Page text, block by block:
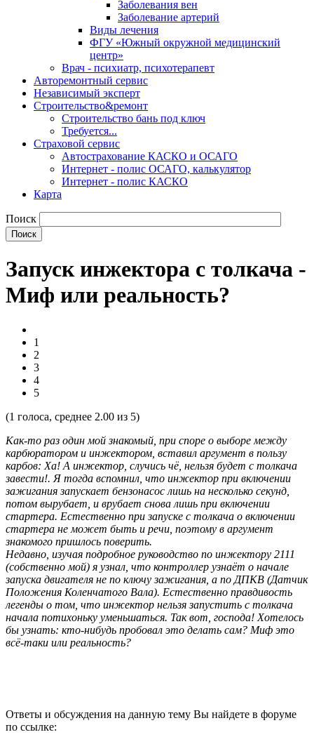
Заболевания вен
Заболевание артерий
Виды лечения
ФГУ «Южный окружной медицинский
центр»
Врач - психиатр, психотерапевт
Авторемонтный сервис
Независимый эксперт
Строительство&ремонт
Строительство бань под ключ
Требуется...
Страховой сервис
Автострахование КАСКО и ОСАГО
Интернет - полис ОСАГО, калькулятор
Интернет - полис КАСКО
Карта
Поиск
Запуск инжектора с толкача -
Миф или реальность?
1
2
3
4
5
(1 голоса, среднее 2.00 из 5)
Как-то раз один мой знакомый, при споре о выборе между
карбюратором и инжектором, вставил аргумент в пользу
карбов: Ха! А инжектор, случись чё, нельзя будет с толкача
завести!. Я тогда вспомнил, что инжектор при включении
зажигания запускает бензонасос лишь на несколько секунд,
потом вырубает, и врубает снова лишь при включении
стартера. Естественно при запуске с толкача о включении
стартера не может быть и речи, поэтому в аргумент
знакомого пришлось поверить.
Недавно, изучая подробное руководство по инжектору 2111
(собственно мой) я узнал, что контроллер узнаёт о начале
запуска двигателя не по ключу зажигания, а по ДПКВ (Датчик
Положения Коленчатого Вала). Естественно правдивость
легенды о том, что инжектор нельзя запустить с толкача
начала потихоньку уменьшаться. Так вот, господа! Хотелось
бы узнать: кто-нибудь пробовал это делать сам? Миф это
всё-таки или реальность?
Ответы и обсуждения на данную тему Вы найдете в форуме
по ссылке: